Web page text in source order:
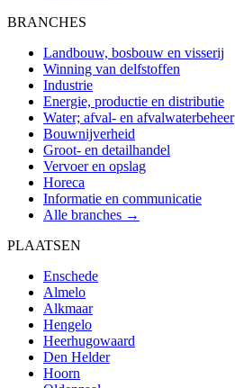
BRANCHES
Landbouw, bosbouw en visserij
Winning van delfstoffen
Industrie
Energie, productie en distributie
Water; afval- en afvalwaterbeheer
Bouwnijverheid
Groot- en detailhandel
Vervoer en opslag
Horeca
Informatie en communicatie
Alle branches →
PLAATSEN
Enschede
Almelo
Alkmaar
Hengelo
Heerhugowaard
Den Helder
Hoorn